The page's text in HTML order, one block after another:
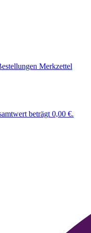
Merkzettel
beträgt 0,00 €.